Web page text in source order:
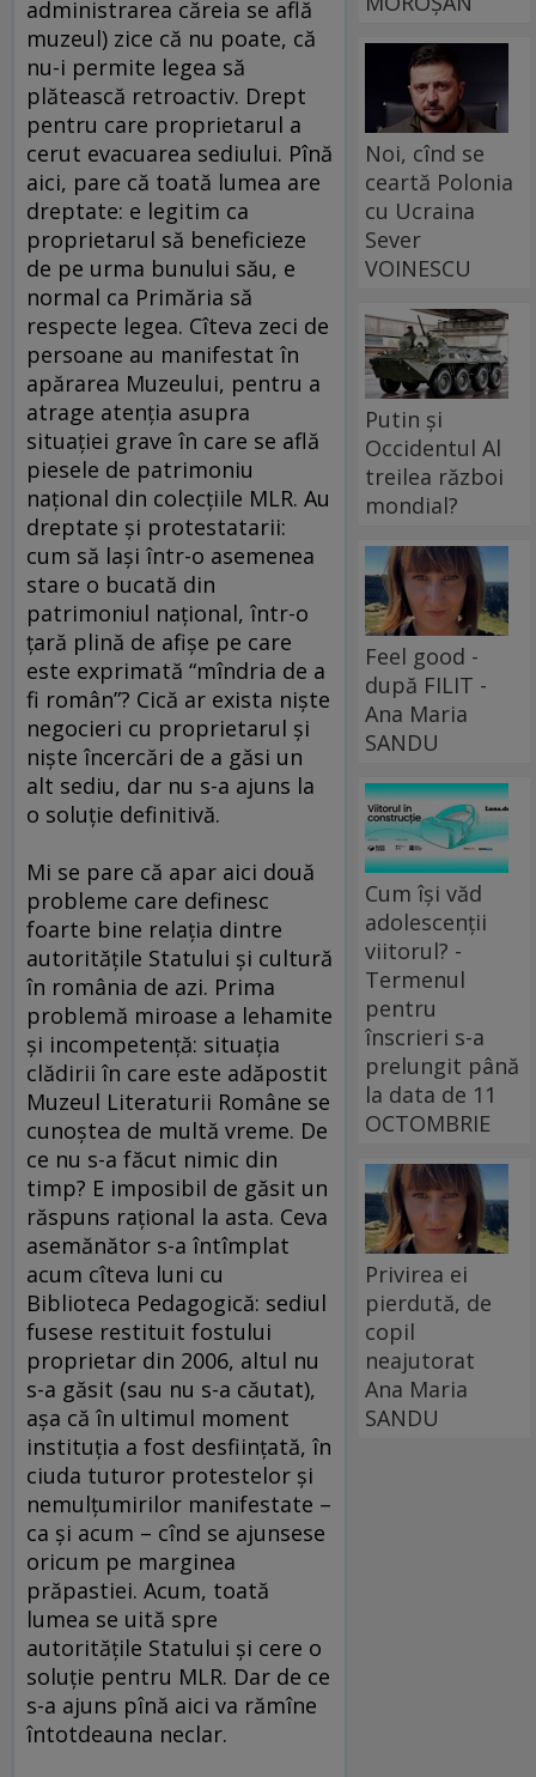
administrarea căreia se află
muzeul) zice că nu poate, că
nu-i permite legea să
plătească retroactiv. Drept
pentru care proprietarul a
cerut evacuarea sediului. Pînă
aici, pare că toată lumea are
dreptate: e legitim ca
proprietarul să beneficieze
de pe urma bunului său, e
normal ca Primăria să
respecte legea. Cîteva zeci de
persoane au manifestat în
apărarea Muzeului, pentru a
atrage atenţia asupra
situaţiei grave în care se află
piesele de patrimoniu
naţional din colecţiile MLR. Au
dreptate şi protestatarii:
cum să laşi într-o asemenea
stare o bucată din
patrimoniul naţional, într-o
ţară plină de afişe pe care
este exprimată “mîndria de a
fi român”? Cică ar exista nişte
negocieri cu proprietarul şi
nişte încercări de a găsi un
alt sediu, dar nu s-a ajuns la
o soluţie definitivă.
Mi se pare că apar aici două
probleme care definesc
foarte bine relaţia dintre
autorităţile Statului şi cultură
în românia de azi. Prima
problemă miroase a lehamite
şi incompetenţă: situaţia
clădirii în care este adăpostit
Muzeul Literaturii Române se
cunoştea de multă vreme. De
ce nu s-a făcut nimic din
timp? E imposibil de găsit un
răspuns raţional la asta. Ceva
asemănător s-a întîmplat
acum cîteva luni cu
Biblioteca Pedagogică: sediul
fusese restituit fostului
proprietar din 2006, altul nu
s-a găsit (sau nu s-a căutat),
aşa că în ultimul moment
instituţia a fost desfiinţată, în
ciuda tuturor protestelor şi
nemulţumirilor manifestate –
ca şi acum – cînd se ajunsese
oricum pe marginea
prăpastiei. Acum, toată
lumea se uită spre
autorităţile Statului şi cere o
soluţie pentru MLR. Dar de ce
s-a ajuns pînă aici va rămîne
întotdeauna neclar.
Noi, cînd se
ceartă Polonia
cu Ucraina
Sever
VOINESCU
Putin și
Occidentul Al
treilea război
mondial?
Feel good -
după FILIT -
Ana Maria
SANDU
Cum își văd
adolescenții
viitorul? -
Termenul
pentru
înscrieri s-a
prelungit până
la data de 11
OCTOMBRIE
Privirea ei
pierdută, de
copil
neajutorat
Ana Maria
SANDU